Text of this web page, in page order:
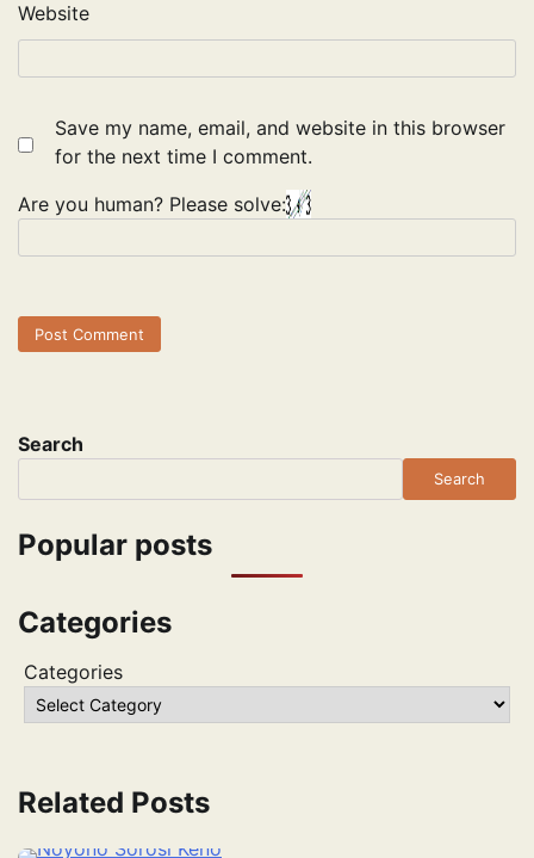
Website
Save my name, email, and website in this browser
for the next time I comment.
Are you human? Please solve:
Search
Search
Popular posts
Categories
Categories
Related Posts